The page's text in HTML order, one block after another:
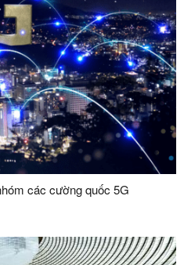
các cường quốc 5G